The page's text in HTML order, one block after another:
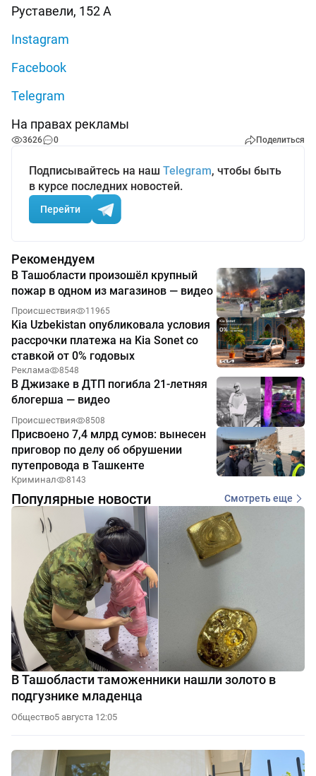
Руставели, 152 А
Instagram
Facebook
Telegram
На правах рекламы
3626 0 Поделиться
Подписывайтесь на наш Telegram, чтобы быть
в курсе последних новостей.
Перейти
Рекомендуем
В Ташобласти произошёл крупный
пожар в одном из магазинов — видео
Происшествия 11965
Kia Uzbekistan опубликовала условия
рассрочки платежа на Kia Sonet со
ставкой от 0% годовых
Реклама 8548
В Джизаке в ДТП погибла 21-летняя
блогерша — видео
Происшествия 8508
Присвоено 7,4 млрд сумов: вынесен
приговор по делу об обрушении
путепровода в Ташкенте
Криминал 8143
Популярные новости Смотреть еще
В Ташобласти таможенники нашли золото в
подгузнике младенца
Общество5 августа 12:05